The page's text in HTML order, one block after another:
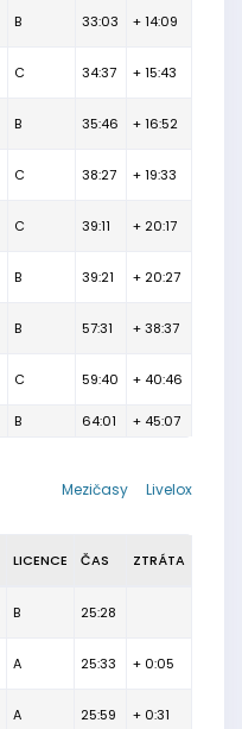
B 33:03 + 14:09
C 34:37 + 15:43
B 35:46 + 16:52
C 38:27 + 19:33
C 39:11 + 20:17
B 39:21 + 20:27
B 57:31 + 38:37
C 59:40 + 40:46
B 64:01 + 45:07
Livelox
Mezičasy
LICENCE ČAS ZTRÁTA
B 25:28
A 25:33 + 0:05
A 25:59 + 0:31